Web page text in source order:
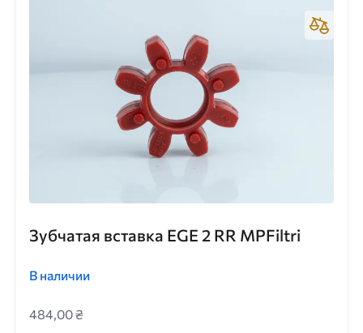
Зубчатая вставка EGE 2 RR MPFiltri
В наличии
484,00 ₴